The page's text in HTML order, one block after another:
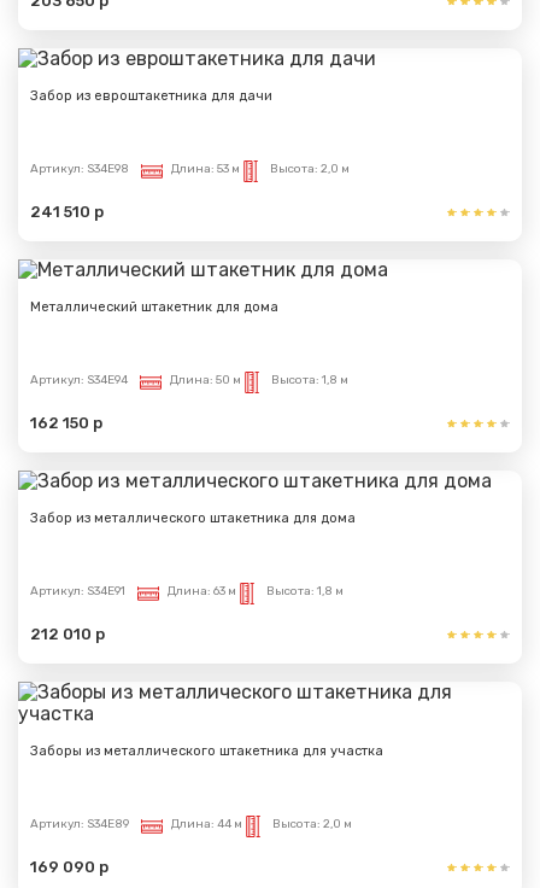
Забор из евроштакетника для дачи
Артикул: S34E98 Длина: 53 м Высота: 2,0 м
241 510 р
Металлический штакетник для дома
Артикул: S34E94 Длина: 50 м Высота: 1,8 м
162 150 р
Забор из металлического штакетника для дома
Артикул: S34E91 Длина: 63 м Высота: 1,8 м
212 010 р
Заборы из металлического штакетника для участка
Артикул: S34E89 Длина: 44 м Высота: 2,0 м
169 090 р